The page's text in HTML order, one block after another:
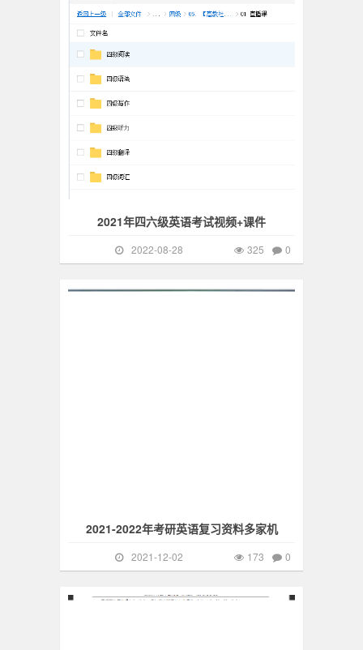
2021年四六级英语考试视频+课件
2022-08-28 0
325
2021-2022年考研英语复习资料多家机
英语 173
2021-12-02 0
173
公共英语三级 1377